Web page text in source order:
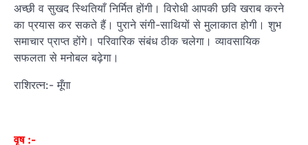
अच्छी व सुखद स्थितियाँ निर्मित होंगी। विरोधी आपकी छवि खराब करने
का प्रयास कर सकते हैं। पुराने संगी-साथियों से मुलाकात होगी। शुभ
समाचार प्राप्त होंगे। परिवारिक संबंध ठीक चलेगा। व्यावसायिक
सफलता से मनोबल बढ़ेगा।
राशिरत्न:- मूँगा
वृष :-